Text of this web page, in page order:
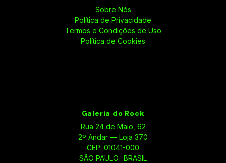
Sobre Nós
Política de Privacidade
Termos e Condições de Uso
Política de Cookies
Galeria do Rock
Rua 24 de Maio, 62
2º Andar — Loja 370
CEP: 01041-000
SÃO PAULO- BRASIL